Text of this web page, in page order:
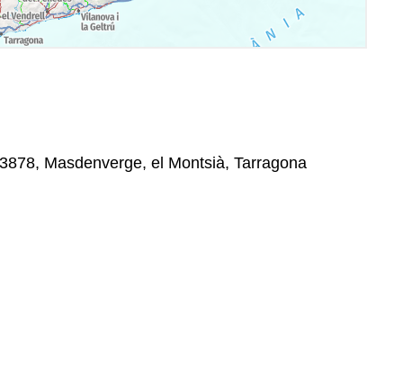
Masdenverge, el Montsià, Tarragona